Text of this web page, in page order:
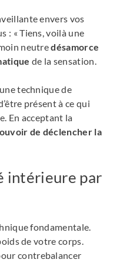
envers vos
: « Tiens, voilà une
neutredésamorce
de la sensation.
technique de
présent à ce qui
En acceptant la
de déclencher la
intérieure par
fondamentale.
de votre corps.
contrebalancer